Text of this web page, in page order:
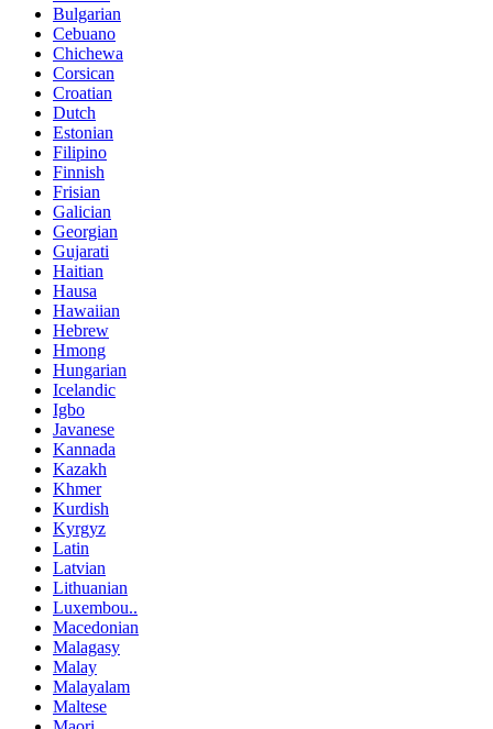
Bulgarian
Cebuano
Chichewa
Corsican
Croatian
Dutch
Estonian
Filipino
Finnish
Frisian
Galician
Georgian
Gujarati
Haitian
Hausa
Hawaiian
Hebrew
Hmong
Hungarian
Icelandic
Igbo
Javanese
Kannada
Kazakh
Khmer
Kurdish
Kyrgyz
Latin
Latvian
Lithuanian
Luxembou..
Macedonian
Malagasy
Malay
Malayalam
Maltese